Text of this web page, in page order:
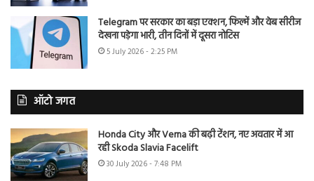
Telegram पर सरकार का बड़ा एक्शन, फिल्में और वेब सीरीज
देखना पड़ेगा भारी, तीन दिनों में दूसरा नोटिस
5 July 2026 - 2:25 PM
ऑटो जगत
Honda City और Verna की बढ़ी टेंशन, नए अवतार में आ
रही Skoda Slavia Facelift
30 July 2026 - 7:48 PM